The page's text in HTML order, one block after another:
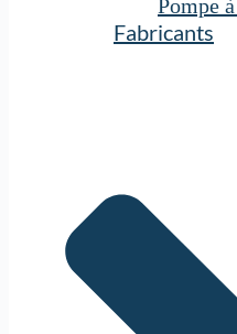
Pompe
Fabricants